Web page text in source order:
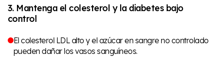
3. Mantenga el colesterol y la diabetes bajo
control
El colesterol LDL alto y el azúcar en sangre no controlado
pueden dañar los vasos sanguíneos.